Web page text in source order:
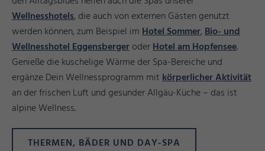
Wellnesshotels, die auch von externen Gästen genutzt
werden können, zum Beispiel imHotel Sommer,Bio- und
Wellnesshotel EggensbergeroderHotel am Hopfensee.
Genieße die kuschelige Wärme der Spa-Bereiche und
ergänze Dein Wellnessprogramm mitkörperlicher Aktivität
an der frischen Luft und gesunder Allgäu-Küche – das ist
alpine Wellness.
THERMEN, BÄDER UND DAY-SPA